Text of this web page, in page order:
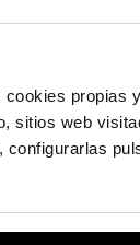
sitios web
configurarlas
MATE